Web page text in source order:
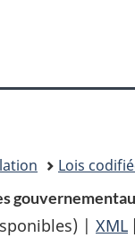
À
Lois
| XML